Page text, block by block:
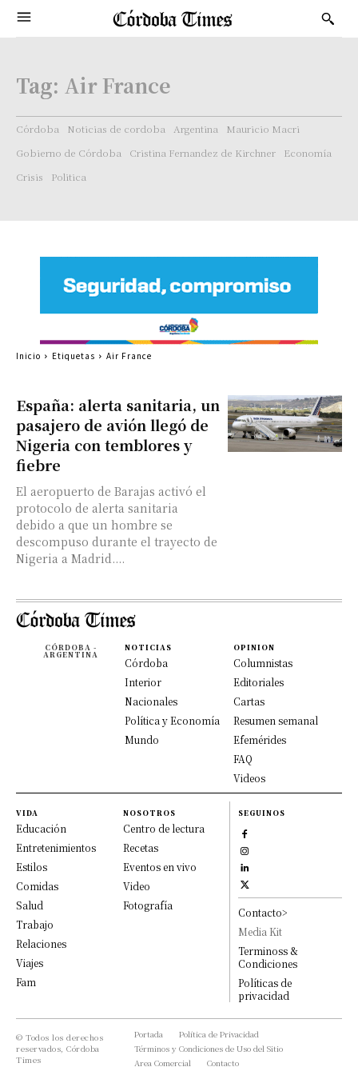
Tag: Air France
Córdoba Noticias de cordoba Argentina
Mauricio Macri
Gobierno de Córdoba
Cristina Fernandez de Kirchner
Economía
Crisis
Politica
España: alerta sanitaria, un
pasajero de avión llegó de
Nigeria con temblores y
fiebre
El aeropuerto de Barajas activó el
protocolo de alerta sanitaria
debido a que un hombre se
descompuso durante el trayecto de
Nigeria a Madrid....
Inicio Etiquetas Air France
CÓRDOBA -
ARGENTINA
NOTICIAS
Córdoba
Interior
Nacionales
Política y Economía
Mundo
OPINION
Columnistas
Editoriales
Cartas
Resumen semanal
Efemérides
FAQ
Videos
VIDA
Educación
Entretenimientos
Estilos
Comidas
Salud
Trabajo
Relaciones
Viajes
Fam
NOSOTROS
Centro de lectura
Recetas
Eventos en vivo
Video
Fotografía
SEGUINOS
Contacto>
Media Kit
Terminoss &
Condiciones
Políticas de
privacidad
© Todos los derechos
reservados, Córdoba
Times
Portada
Política de Privacidad
Términos y Condiciones de Uso del Sitio
Area Comercial
Contacto